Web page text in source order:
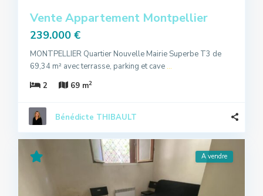
Vente Appartement Montpellier
239.000 €
MONTPELLIER Quartier Nouvelle Mairie Superbe T3 de
69,34 m² avec terrasse, parking et cave ...
2
69 m2
Bénédicte THIBAULT
A vendre